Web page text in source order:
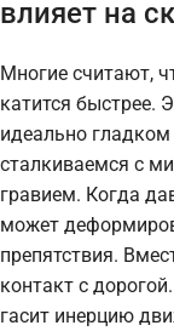
влияет на
Многие считают,
катится быстрее.
идеально
сталкиваемся с
гравием. Когда
может
препятствия.
контакт с
гасит инерцию